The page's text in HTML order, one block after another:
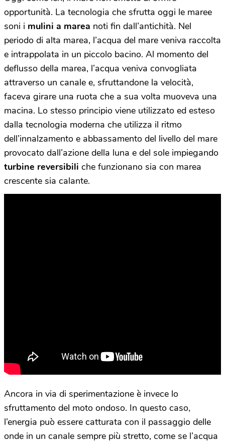
opportunità. La tecnologia che sfrutta oggi le maree
soni i mulini a marea noti fin dall’antichità. Nel
periodo di alta marea, l’acqua del mare veniva raccolta
e intrappolata in un piccolo bacino. Al momento del
deflusso della marea, l’acqua veniva convogliata
attraverso un canale e, sfruttandone la velocità,
faceva girare una ruota che a sua volta muoveva una
macina. Lo stesso principio viene utilizzato ed esteso
dalla tecnologia moderna che utilizza il ritmo
dell’innalzamento e abbassamento del livello del mare
provocato dall’azione della luna e del sole impiegando
turbine reversibili che funzionano sia con marea
crescente sia calante.
Ancora in via di sperimentazione è invece lo
sfruttamento del moto ondoso. In questo caso,
l’energia può essere catturata con il passaggio delle
onde in un canale sempre più stretto, come se l’acqua